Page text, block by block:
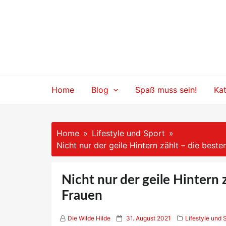
Home Blog Spaß muss sein!
Home
Lifestyle und Sport
Nicht nur der geile Hintern zählt – die
Nicht nur der geile Hintern
Frauen
Die Wilde Hilde
P 31. August 2021 Lifestyle und